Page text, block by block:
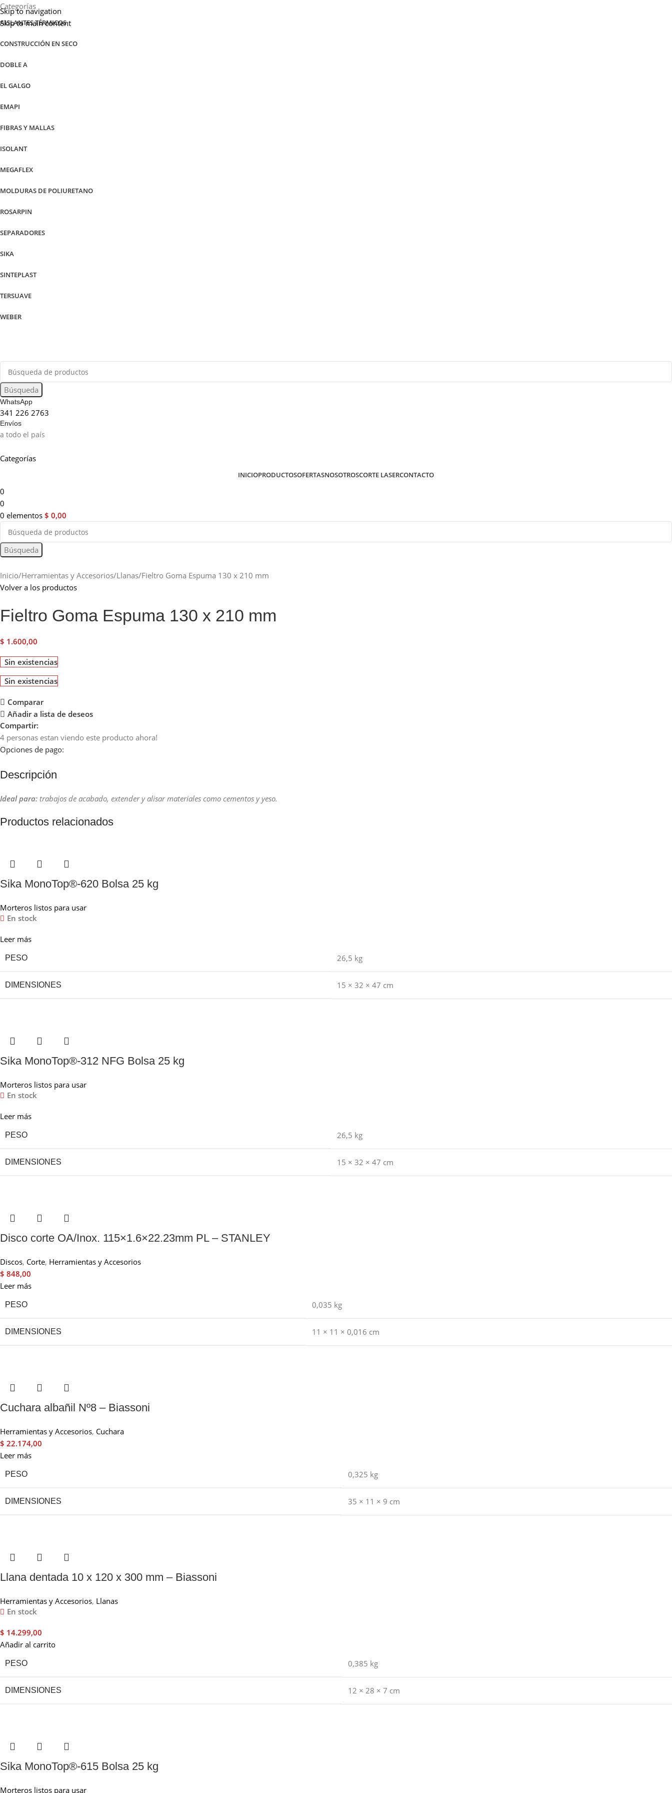
Skip to navigation
Skip to main content
Categorías
AISLANTES TÉRMICOS
CONSTRUCCIÓN EN SECO
DOBLE A
EL GALGO
EMAPI
FIBRAS Y MALLAS
ISOLANT
MEGAFLEX
MOLDURAS DE POLIURETANO
ROSARPIN
SEPARADORES
SIKA
SINTEPLAST
TERSUAVE
WEBER
Búsqueda
WhatsApp
341 226 2763
Envíos
a todo el país
Categorías
INICIOPRODUCTOSOFERTASNOSOTROSCORTE LASERCONTACTO
0
0
0 elementos $ 0,00
Búsqueda
Inicio Herramientas y Accesorios Llanas Fieltro Goma Espuma 130 x 210 mm
Volver a los productos
Fieltro Goma Espuma 130 x 210 mm
$ 1.600,00
Sin existencias
Sin existencias
Comparar
Añadir a lista de deseos
Compartir:
4 personas estan viendo este producto ahora!
Opciones de pago:
Descripción
Ideal para: trabajos de acabado, extender y alisar materiales como cementos y yeso.
Productos relacionados
Sika MonoTop®-620 Bolsa 25 kg
Morteros listos para usar
En stock
Leer más
PESO 26,5 kg
DIMENSIONES 15 × 32 × 47 cm
Sika MonoTop®-312 NFG Bolsa 25 kg
Morteros listos para usar
En stock
Leer más
PESO 26,5 kg
DIMENSIONES 15 × 32 × 47 cm
Disco corte OA/Inox. 115×1.6×22.23mm PL – STANLEY
Discos, Corte, Herramientas y Accesorios
$ 848,00
Leer más
PESO 0,035 kg
DIMENSIONES 11 × 11 × 0,016 cm
Cuchara albañil Nº8 – Biassoni
Herramientas y Accesorios, Cuchara
$ 22.174,00
Leer más
PESO 0,325 kg
DIMENSIONES 35 × 11 × 9 cm
Llana dentada 10 x 120 x 300 mm – Biassoni
Herramientas y Accesorios, Llanas
En stock
$ 14.299,00
Añadir al carrito
PESO 0,385 kg
DIMENSIONES 12 × 28 × 7 cm
Sika MonoTop®-615 Bolsa 25 kg
Morteros listos para usar